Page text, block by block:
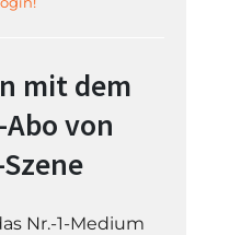
mit dem
von
Nr.-1-Medium